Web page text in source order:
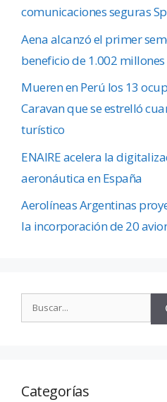
comunicaciones seguras
Aena alcanzó el primer
beneficio de 1.002
Mueren en Perú los 13
Caravan que se estrelló
turístico
ENAIRE acelera la
aeronáutica en España
Aerolíneas Argentinas
la incorporación de 20
Categorías